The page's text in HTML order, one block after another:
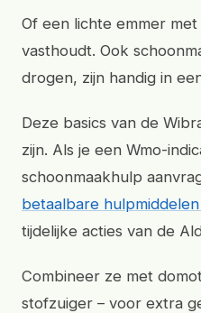
Of een lichte emmer
vasthoudt. Ook
drogen, zijn handig in
Deze basics van de
zijn. Als je een Wmo-
schoonmaakhulp
betaalbare
tijdelijke acties van de
Combineer ze met
stofzuiger – voor extra